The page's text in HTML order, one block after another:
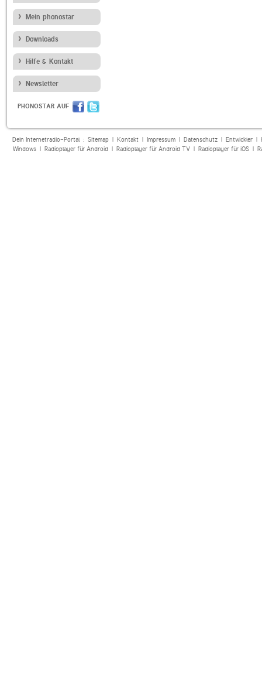
Mein phonostar
Downloads
Hilfe & Kontakt
Newsletter
PHONOSTAR AUF
Dein Internetradio-Portal : Sitemap| Kontakt| Impressum| Datenschutz| Entwickler|
Windows| Radioplayer für Android| Radioplayer für Android TV| Radioplayer für iOS|